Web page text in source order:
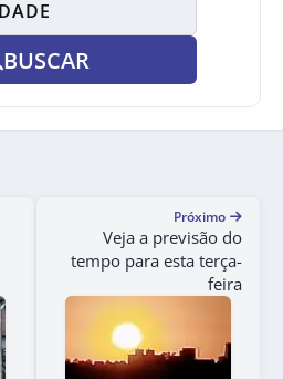
BUSCAR
Próximo
Veja a previsão do
tempo para esta terça-
feira